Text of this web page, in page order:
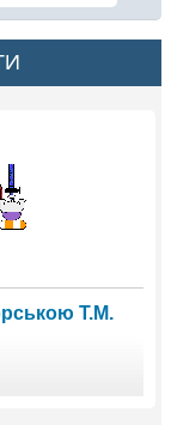
Т.М.